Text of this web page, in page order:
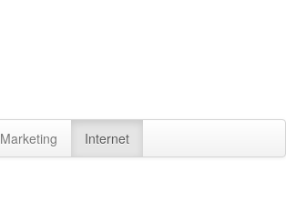
Marketing Internet